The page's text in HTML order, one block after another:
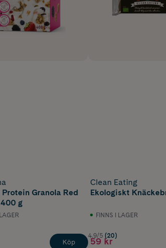
Granola Red
g
Köp
Clean Eating
Ekologiskt
FINNS I LAGER
4.9/5 (20)
59 kr